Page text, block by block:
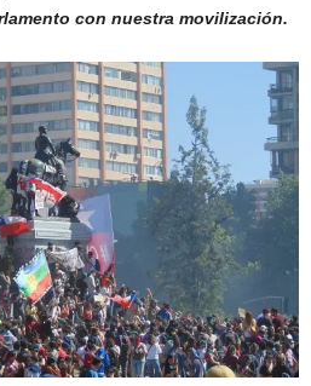
con nuestra movilización.